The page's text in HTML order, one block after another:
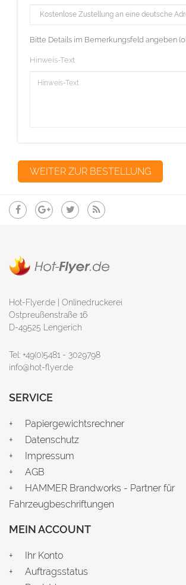
Bitte Details im Bemerkungsfeld angeben
Hinweis-Text
Hot-Flyer.de | Onlinedruckerei
Ostpreußenstraße 16
D-49525 Lengerich
Tel: +49(0)5481 - 3029798
info@hot-flyer.de
SERVICE
Papiergewichtsrechner
Datenschutz
Impressum
AGB
HAMMER Brandworks - Partner für
Fahrzeugbeschriftungen
MEIN ACCOUNT
Ihr Konto
Auftragsstatus